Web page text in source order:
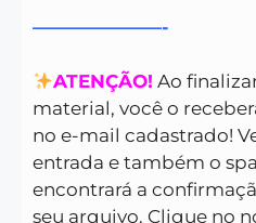
———————-
ATENÇÃO! Ao
material, você o
no e-mail cadastrado!
entrada e também o
encontrará a
seu arquivo. Clique no